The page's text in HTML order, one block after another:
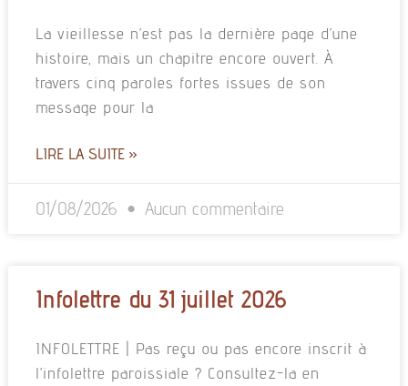
La vieillesse n’est pas la dernière page d’une
histoire, mais un chapitre encore ouvert. À
travers cinq paroles fortes issues de son
message pour la
LIRE LA SUITE »
01/08/2026 Aucun commentaire
Infolettre du 31 juillet 2026
INFOLETTRE | Pas reçu ou pas encore inscrit à
l’infolettre paroissiale ? Consultez-la en